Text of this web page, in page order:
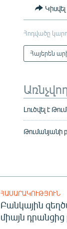
Կիսվել
Հոդվածը
Հայերեն
Լուծվել է
Թումանյանի
ՀԱՍԱՐԱԿՈՒԹՅՈՒՆ
Բանկային
միայն դրանցից